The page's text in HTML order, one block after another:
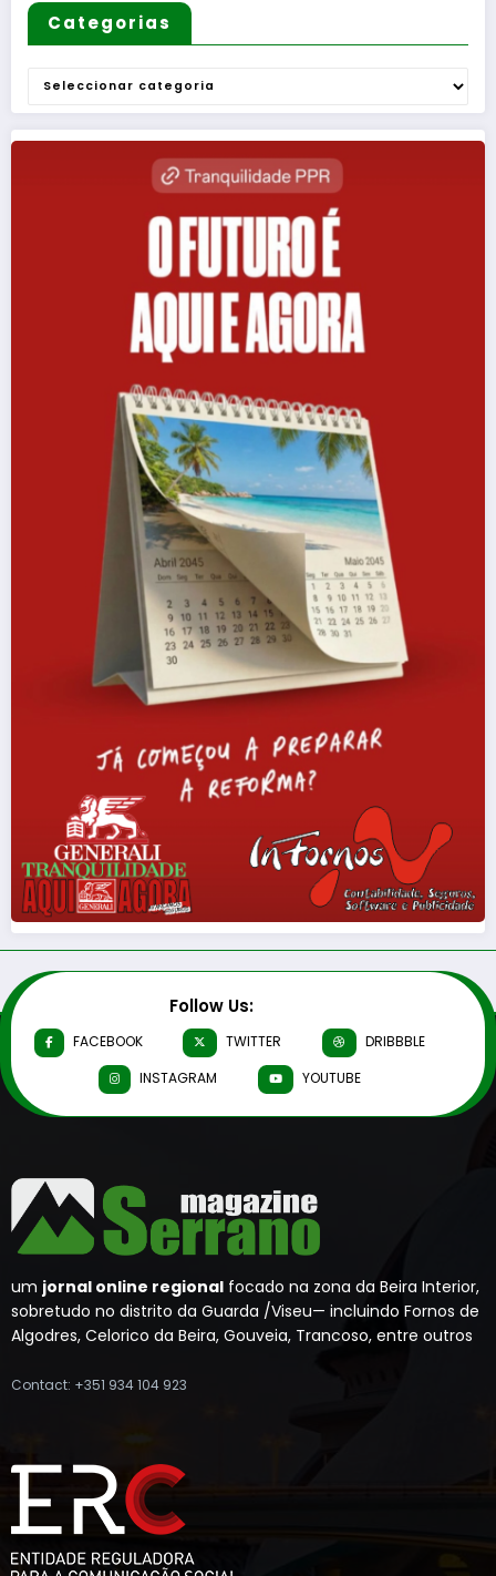
Categorias
Categorias
Follow Us:
FACEBOOK TWITTER
DRIBBBLE
INSTAGRAM
YOUTUBE
um jornal online regional focado na zona da Beira Interior,
sobretudo no distrito da Guarda /Viseu— incluindo Fornos de
Algodres, Celorico da Beira, Gouveia, Trancoso, entre outros
Contact: +351 934 104 923